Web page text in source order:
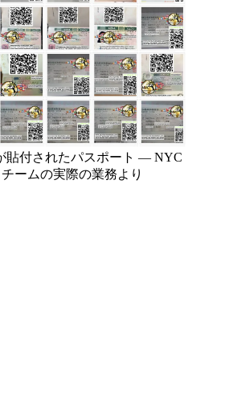
貼付されたパスポート — NYC
チームの実際の業務より